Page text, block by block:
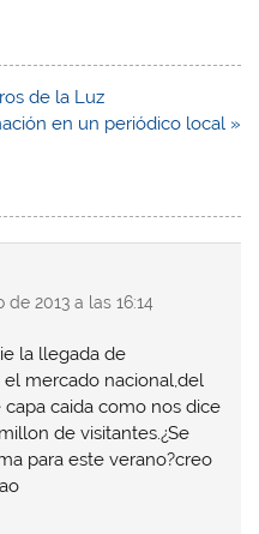
de la Luz
en un periódico local »
2013 a las 16:14
la llegada de
mercado nacional,del
caida como nos dice
de visitantes.¿Se
para este verano?creo